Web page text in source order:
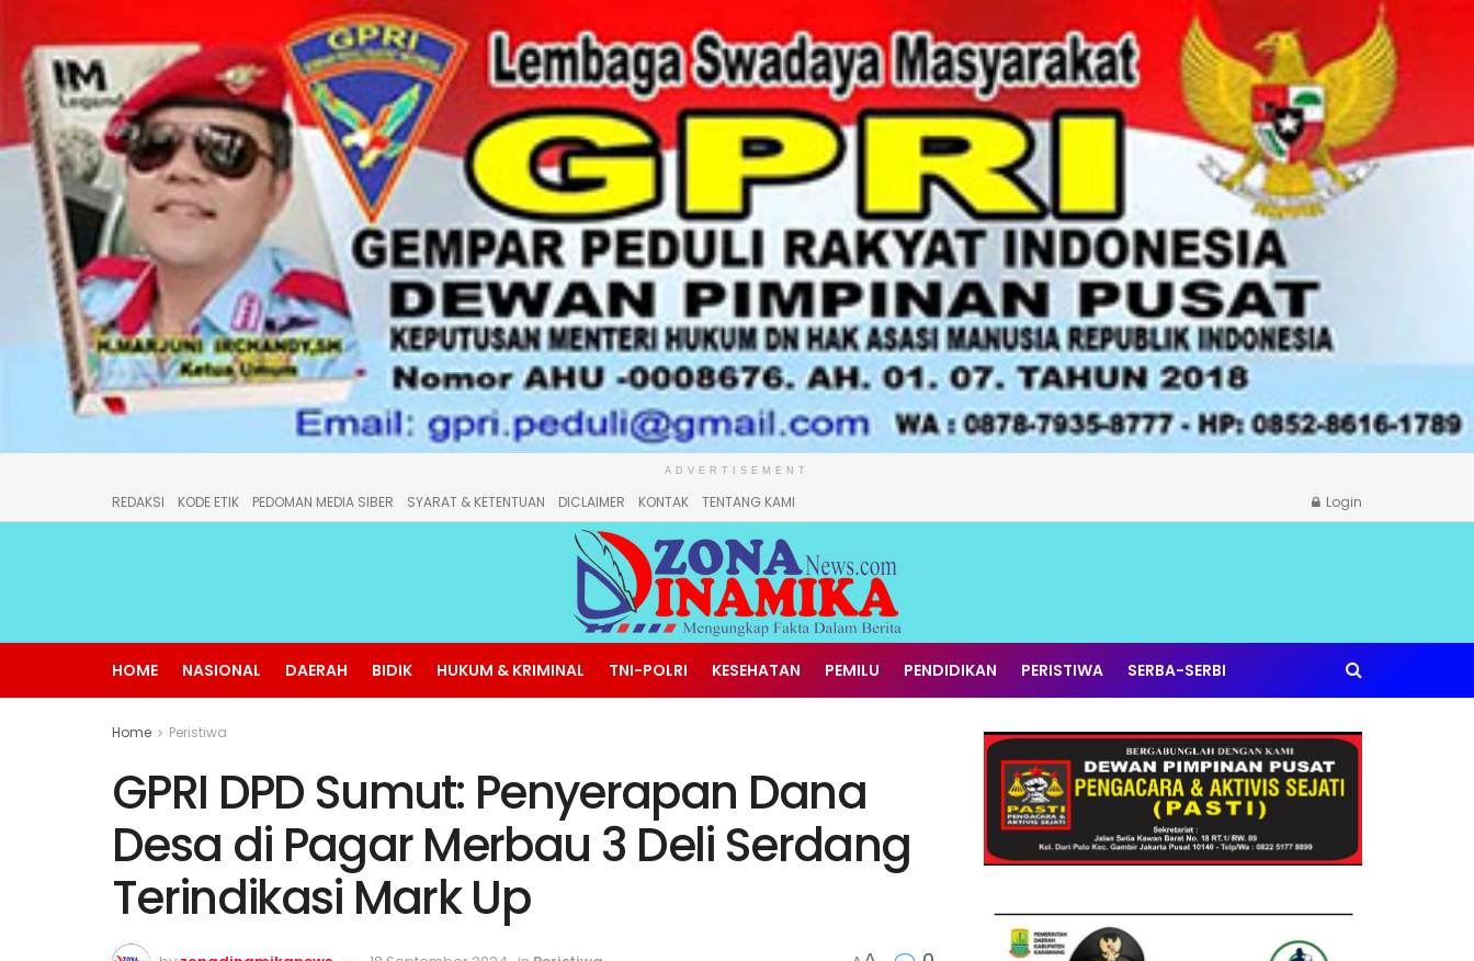
ADVERTISEMENT
REDAKSI KODE ETIK PEDOMAN MEDIA SIBER SYARAT & KETENTUAN DICLAIMER KONTAK TENTANG KAMI Login
HOME NASIONAL DAERAH BIDIK HUKUM & KRIMINAL TNI-POLRI KESEHATAN PEMILU PENDIDIKAN PERISTIWA SERBA-SERBI
Home Peristiwa
GPRI DPD Sumut: Penyerapan Dana
Desa di Pagar Merbau 3 Deli Serdang
Terindikasi Mark Up